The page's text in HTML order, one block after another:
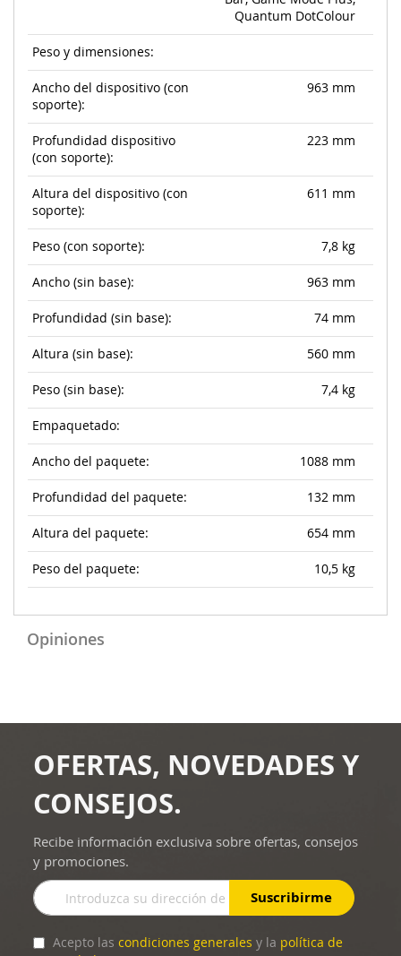
Quantum DotColour
Peso y dimensiones:
Ancho del dispositivo (con
soporte):
963 mm
Profundidad dispositivo
(con soporte):
223 mm
Altura del dispositivo (con
soporte):
611 mm
Peso (con soporte): 7,8 kg
Ancho (sin base): 963 mm
Profundidad (sin base): 74 mm
Altura (sin base): 560 mm
Peso (sin base): 7,4 kg
Empaquetado:
Ancho del paquete: 1088 mm
Profundidad del paquete: 132 mm
Altura del paquete: 654 mm
Peso del paquete: 10,5 kg
Opiniones
OFERTAS, NOVEDADES Y
CONSEJOS.
Recibe información exclusiva sobre ofertas, consejos
y promociones.
Inscríbase
a
boletín
Suscribirme
Acepto lascondiciones generales y la política de